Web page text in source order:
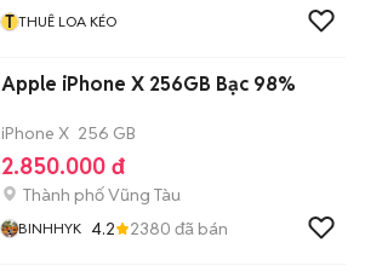
T THUÊ LOA KÉO
Apple iPhone X 256GB Bạc 98%
iPhone X 256 GB
2.850.000 đ
Thành phố Vũng Tàu
BINHHYK 4.2 2380 đã bán